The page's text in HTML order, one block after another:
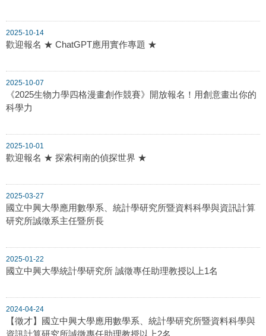
2025-10-14
歡迎報名 ★ ChatGPT應用實作專題 ★
2025-10-07
《2025生物力學四格漫畫創作競賽》開放報名！用創意畫出你的
科學力
2025-10-01
歡迎報名 ★ 探索柯南的偵探世界 ★
2025-03-27
國立中興大學應用數學系、統計學研究所暨資料科學與資訊計算
研究所誠徵系主任暨所長
2025-01-22
國立中興大學統計學研究所 誠徵專任助理教授以上1名
2024-04-24
【徵才】國立中興大學應用數學系、統計學研究所暨資料科學與
資訊計算研究所誠徵專任助理教授以上2名